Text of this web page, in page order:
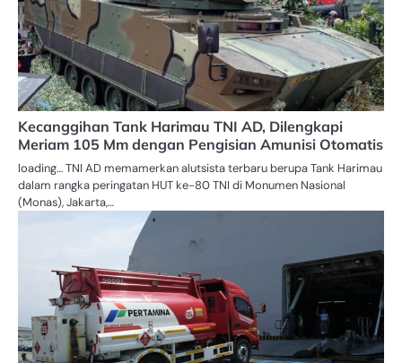
Kecanggihan Tank Harimau TNI AD, Dilengkapi
Meriam 105 Mm dengan Pengisian Amunisi Otomatis
loading… TNI AD memamerkan alutsista terbaru berupa Tank Harimau
dalam rangka peringatan HUT ke-80 TNI di Monumen Nasional
(Monas), Jakarta,…